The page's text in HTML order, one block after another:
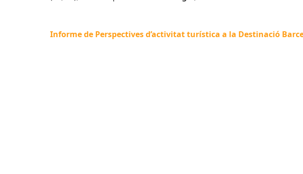
Informe de Perspectives d’activitat turística a la Destinació